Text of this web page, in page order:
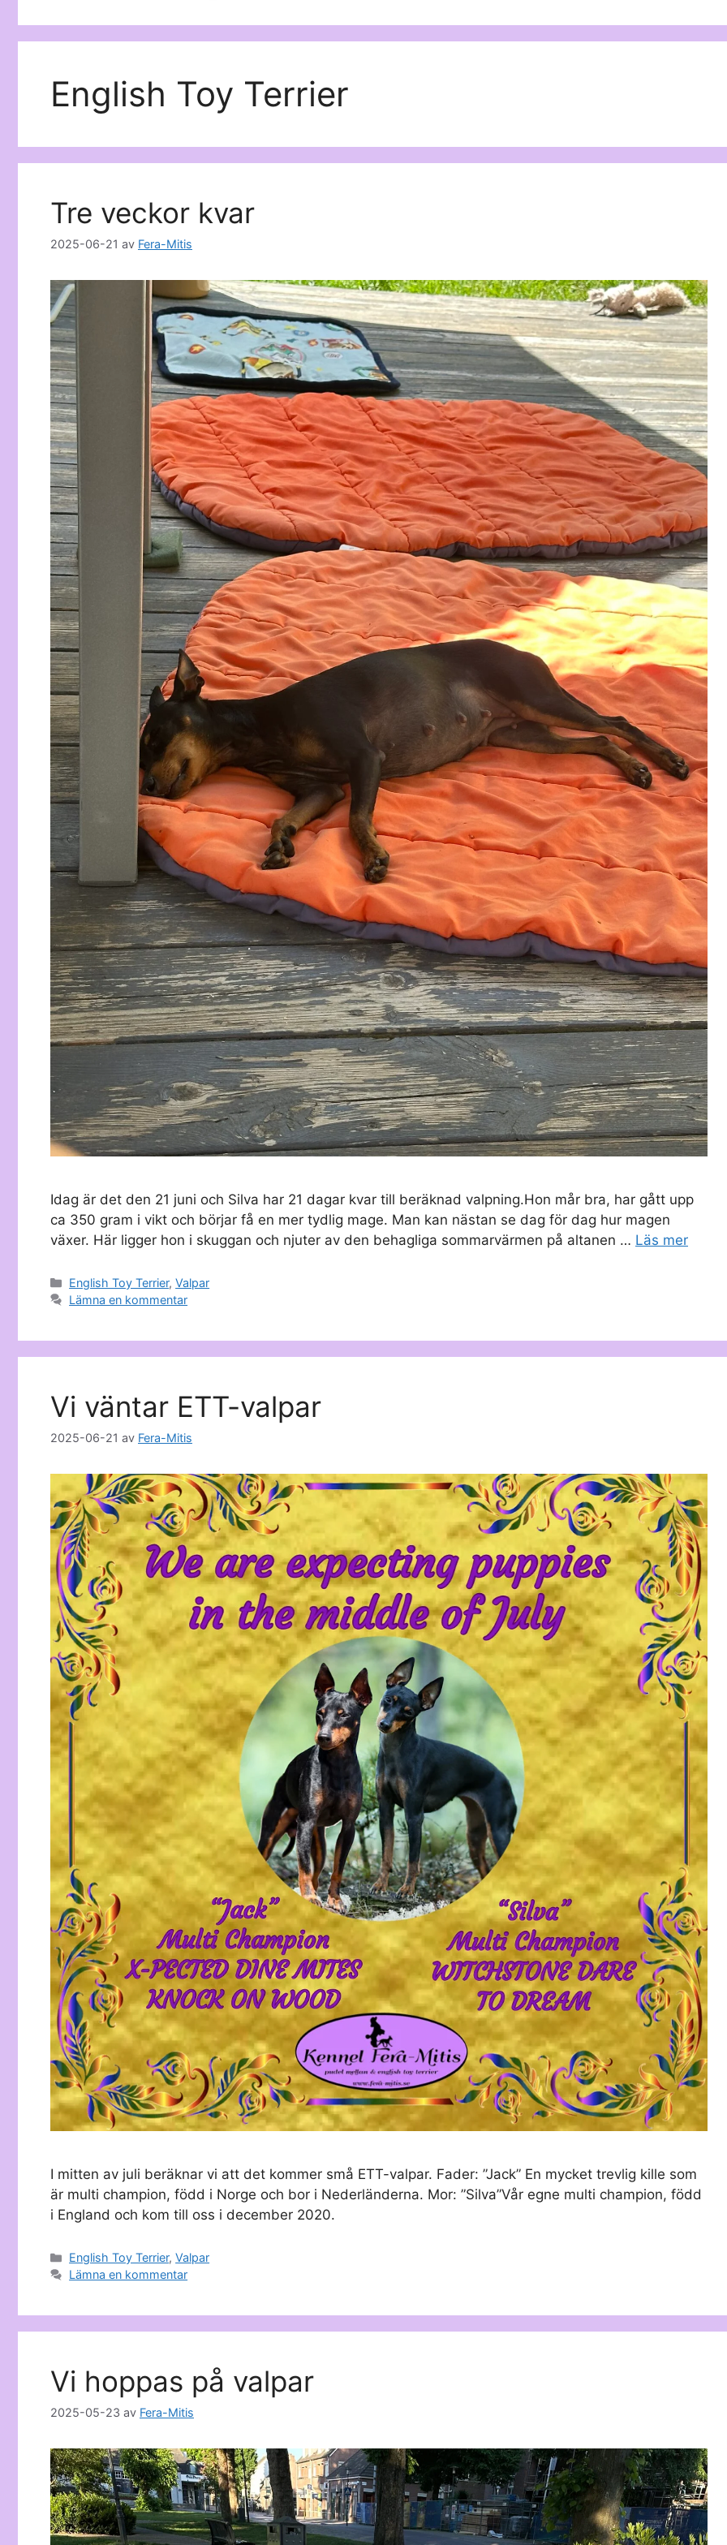
English Toy Terrier
Tre veckor kvar
2025-06-21 av Fera-Mitis
Idag är det den 21 juni och Silva har 21 dagar kvar till beräknad valpning.Hon mår bra, har gått upp
ca 350 gram i vikt och börjar få en mer tydlig mage. Man kan nästan se dag för dag hur magen
växer. Här ligger hon i skuggan och njuter av den behagliga sommarvärmen på altanen … Läs mer
Kategorier
English Toy Terrier,Valpar
Lämna en kommentar
Vi väntar ETT-valpar
2025-06-21 av Fera-Mitis
I mitten av juli beräknar vi att det kommer små ETT-valpar. Fader: ”Jack” En mycket trevlig kille som
är multi champion, född i Norge och bor i Nederländerna. Mor: ”Silva”Vår egne multi champion, född
i England och kom till oss i december 2020.
Kategorier
English Toy Terrier,Valpar
Lämna en kommentar
Vi hoppas på valpar
2025-05-23 av Fera-Mitis